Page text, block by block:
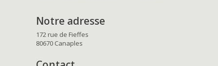
Notre adresse
172 rue de Fieffes
80670 Canaples